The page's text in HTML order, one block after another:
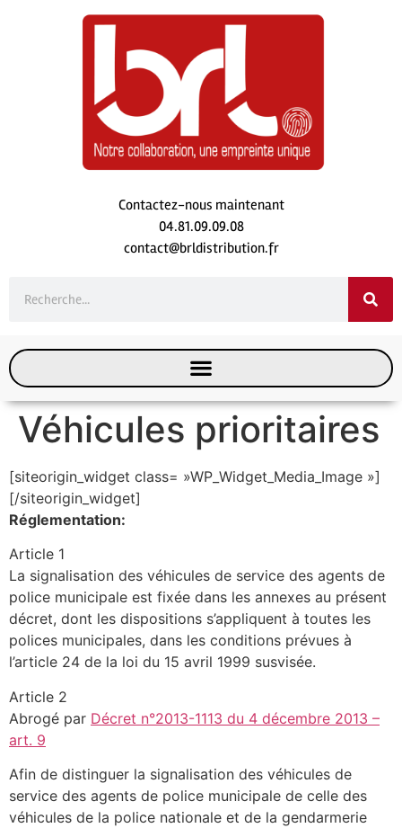
Contactez-nous maintenant
04.81.09.09.08
contact@brldistribution.fr
Véhicules prioritaires
[siteorigin_widget class= »WP_Widget_Media_Image »]
[/siteorigin_widget]
Réglementation:
Article 1
La signalisation des véhicules de service des agents de
police municipale est fixée dans les annexes au présent
décret, dont les dispositions s’appliquent à toutes les
polices municipales, dans les conditions prévues à
l’article 24 de la loi du 15 avril 1999 susvisée.
Article 2
Abrogé par Décret n°2013-1113 du 4 décembre 2013 –
art. 9
Afin de distinguer la signalisation des véhicules de
service des agents de police municipale de celle des
véhicules de la police nationale et de la gendarmerie